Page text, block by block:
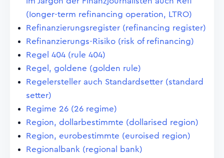
(Ionger-term refinancing operation, LTRO)
Refinanzierungsregister (refinancing register)
Refinanzierungs-Risiko (risk of refinancing)
Regel 404 (rule 404)
Regel, goldene (golden rule)
Regelersteller auch Standardsetter (standard
setter)
Regime 26 (26 regime)
Region, dollarbestimmte (dollarised region)
Region, eurobestimmte (euroised region)
Regionalbank (regional bank)